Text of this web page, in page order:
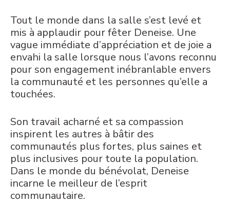
Tout le monde dans la salle s’est levé et
mis à applaudir pour fêter Deneise. Une
vague immédiate d’appréciation et de joie a
envahi la salle lorsque nous l’avons reconnu
pour son engagement inébranlable envers
la communauté et les personnes qu’elle a
touchées.
Son travail acharné et sa compassion
inspirent les autres à bâtir des
communautés plus fortes, plus saines et
plus inclusives pour toute la population.
Dans le monde du bénévolat, Deneise
incarne le meilleur de l’esprit
communautaire.